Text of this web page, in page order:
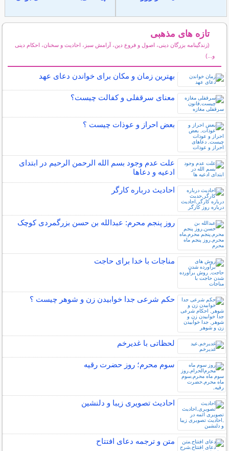
تازه های مذهبی
(زندگینامه بزرگان دینی، اصول و فروع دین، آرامش سبز، احادیث و سخنان، احکام دینی
و...)
بهترین زمان و مکان برای خواندن دعای عهد
معنای سرقفلی و کفالت چیست؟
بعض احراز و عوذات چیست ؟
علت عدم وجود بسم الله الرحمن الرحیم در ابتدای
ادعیه و دعاها
احادیث درباره کارگر
روز پنجم محرم: عبدالله بن حسن بزرگمردی کوچک
مناجات با خدا برای حاجت
حکم شرعی جدا خوابیدن زن و شوهر چیست ؟
لحظاتی با غدیرخم
سوم محرم؛ روز حضرت رقیه
احادیث تصویری زیبا و دلنشین
متن و ترجمه دعای افتتاح